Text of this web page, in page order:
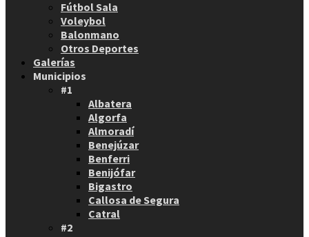
Fútbol Sala
Voleybol
Balonmano
Otros Deportes
Galerías
Municipios
#1
Albatera
Algorfa
Almoradí
Benejúzar
Benferri
Benijófar
Bigastro
Callosa de Segura
Catral
#2